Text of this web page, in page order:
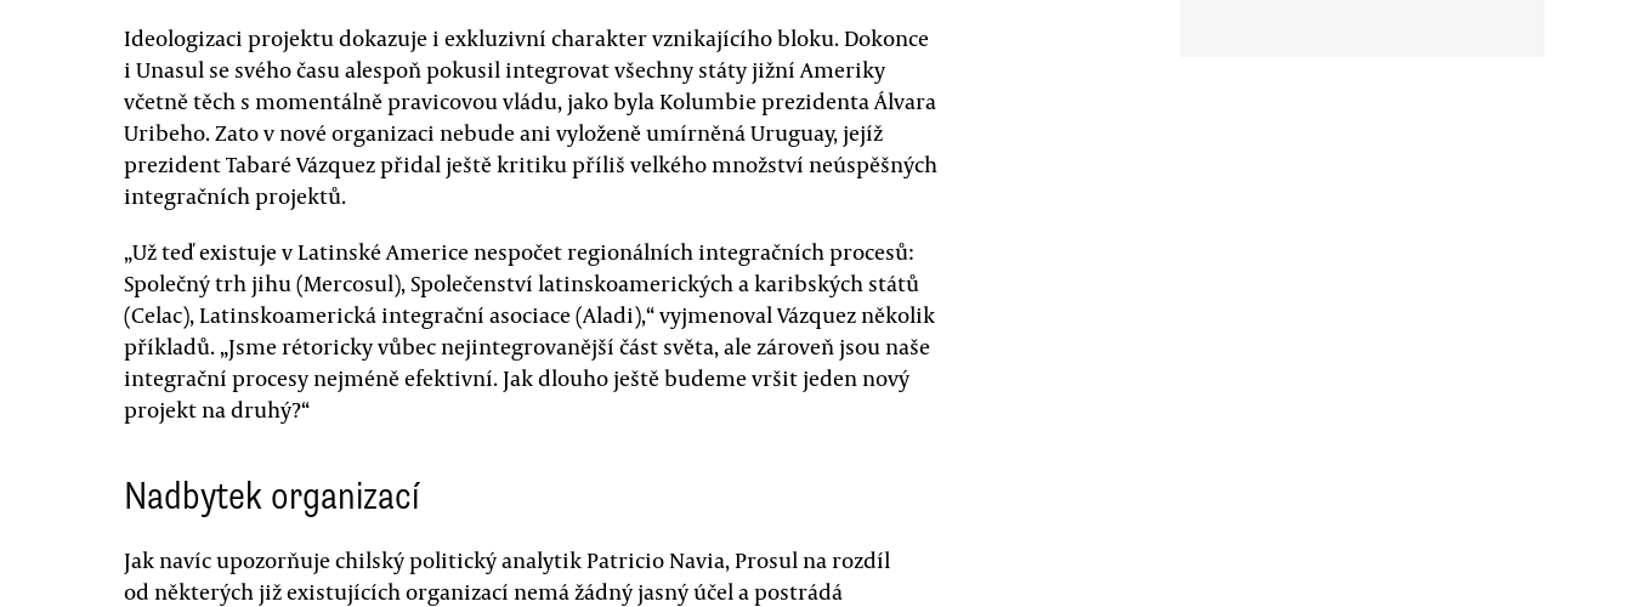
Ideologizaci projektu dokazuje i exkluzivní charakter vznikajícího bloku. Dokonce
i Unasul se svého času alespoň pokusil integrovat všechny státy jižní Ameriky
včetně těch s momentálně pravicovou vládu, jako byla Kolumbie prezidenta Álvara
Uribeho. Zato v nové organizaci nebude ani vyloženě umírněná Uruguay, jejíž
prezident Tabaré Vázquez přidal ještě kritiku příliš velkého množství neúspěšných
integračních projektů.
„Už teď existuje v Latinské Americe nespočet regionálních integračních procesů:
Společný trh jihu (Mercosul), Společenství latinskoamerických a karibských států
(Celac), Latinskoamerická integrační asociace (Aladi),“ vyjmenoval Vázquez několik
příkladů. „Jsme rétoricky vůbec nejintegrovanější část světa, ale zároveň jsou naše
integrační procesy nejméně efektivní. Jak dlouho ještě budeme vršit jeden nový
projekt na druhý?“
Nadbytek organizací
Jak navíc upozorňuje chilský politický analytik Patricio Navia, Prosul na rozdíl
od některých již existujících organizací nemá žádný jasný účel a postrádá